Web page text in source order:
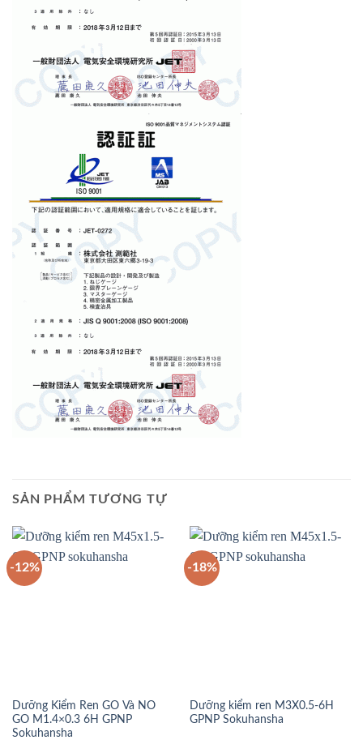
SẢN PHẨM TƯƠNG TỰ
-12%
Dưỡng Kiểm Ren GO Và NO
GO M1.4×0.3 6H GPNP
Sokuhansha
-18%
Dưỡng kiểm ren M3X0.5-6H
GPNP Sokuhansha